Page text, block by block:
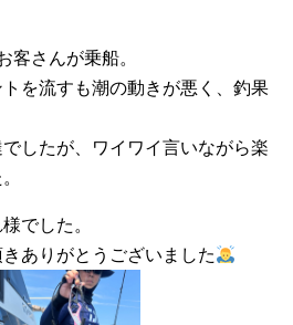
客さんが乗船。
を流すも潮の動きが悪く、釣果
したが、ワイワイ言いながら楽
でした。
ありがとうございました